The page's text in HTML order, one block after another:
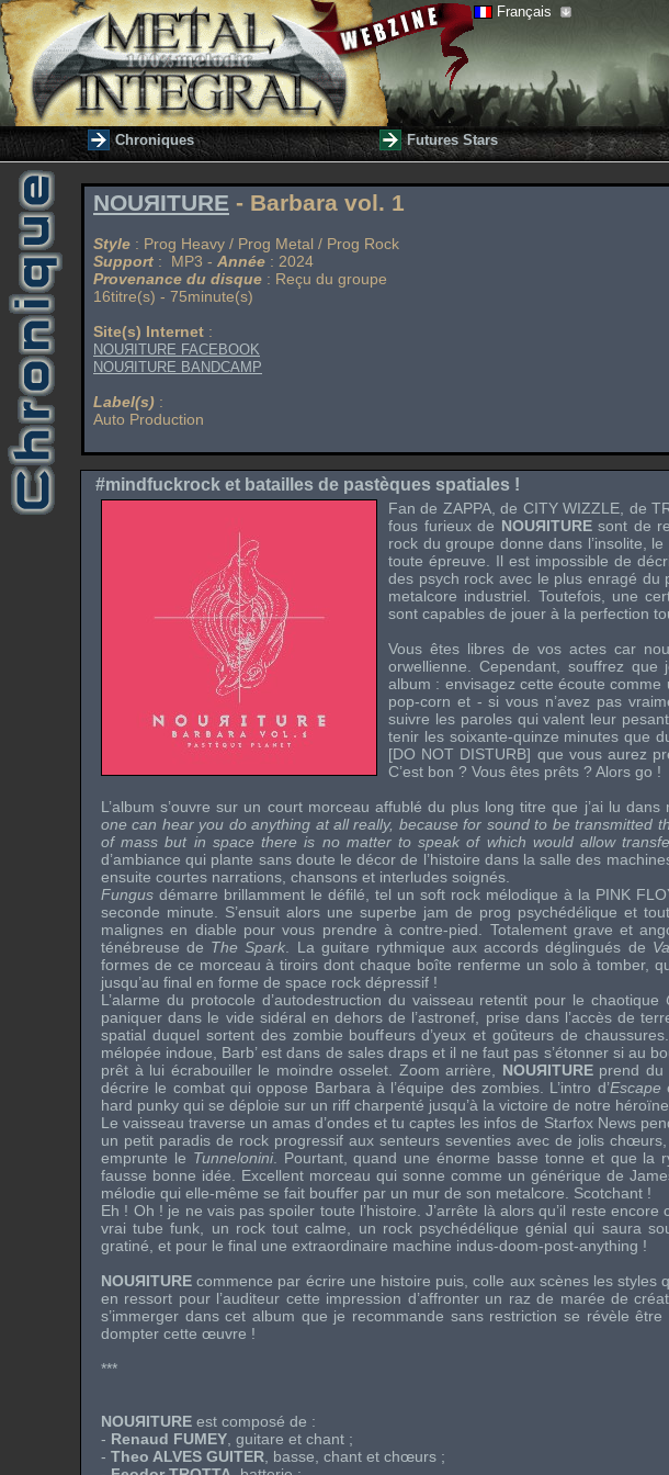
Français
Chroniques Futures Stars
NOUЯITURE - Barbara vol. 1
Style : Prog Heavy / Prog Metal / Prog Rock
Support : MP3 - Année : 2024
Provenance du disque : Reçu du groupe
16titre(s) - 75minute(s)
Site(s) Internet :
NOUЯITURE FACEBOOK
NOUЯITURE BANDCAMP
Label(s) :
Auto Production
#mindfuckrock et batailles de pastèques spatiales !
Fan de ZAPPA, de CITY WIZZLE , de
fous furieux de NOUЯITUREsont de
rock du groupe donne dans l’insolite,
toute épreuve. Il est impossible de
des psych rock avec le plus enragé
metalcore industriel. Toutefois, une
sont capables de jouer à la perfection
Vous êtes libres de vos actes car
orwellienne. Cependant, souffrez
album : envisagez cette écoute
pop-corn et - si vous n’avez pas
suivre les paroles qui valent leur
tenir les soixante-quinze minutes que
[DO NOT DISTURB] que vous aurez
C’est bon ? Vous êtes prêts ? Alors go !
L’album s’ouvre sur un court morceau affublé du plus long titre que j’ai lu
one can hear you do anything at all really, because for sound to be transmitted
of mass but in space there is no matter to speak of which would allow
d’ambiance qui plante sans doute le décor de l’histoire dans la salle des
ensuite courtes narrations, chansons et interludes soignés.
Fungus démarre brillamment le défilé, tel un soft rock mélodique à la PINK
seconde minute. S’ensuit alors une superbe jam de prog psychédélique et
malignes en diable pour vous prendre à contre-pied. Totalement grave et
ténébreuse de The Spark . La guitare rythmique aux accords déglingués de
formes de ce morceau à tiroirs dont chaque boîte renferme un solo à tomber,
jusqu’au final en forme de space rock dépressif !
L’alarme du protocole d’autodestruction du vaisseau retentit pour le chaotique
paniquer dans le vide sidéral en dehors de l’astronef, prise dans l’accès de
spatial duquel sortent des zombie bouffeurs d’yeux et goûteurs de
mélopée indoue, Barb’ est dans de sales draps et il ne faut pas s’étonner si au
prêt à lui écrabouiller le moindre osselet. Zoom arrière, NOUЯITUREprend du
décrire le combat qui oppose Barbara à l’équipe des zombies. L’intro d’Escape
hard punky qui se déploie sur un riff charpenté jusqu’à la victoire de notre
Le vaisseau traverse un amas d’ondes et tu captes les infos de Starfox News
un petit paradis de rock progressif aux senteurs seventies avec de jolis
emprunte le Tunnelonini. Pourtant, quand une énorme basse tonne et que la
fausse bonne idée. Excellent morceau qui sonne comme un générique de
mélodie qui elle-même se fait bouffer par un mur de son metalcore. Scotchant !
Eh ! Oh ! je ne vais pas spoiler toute l’histoire. J’arrête là alors qu’il reste
vrai tube funk, un rock tout calme, un rock psychédélique génial qui saura
gratiné, et pour le final une extraordinaire machine indus-doom-post-anything !
NOUЯITURE commence par écrire une histoire puis, colle aux scènes les styles
en ressort pour l’auditeur cette impression d’affronter un raz de marée de
s’immerger dans cet album que je recommande sans restriction se révèle
dompter cette œuvre !
***
NOUЯITURE est composé de :
- Renaud FUMEY , guitare et chant ;
- Theo ALVES GUITER , basse, chant et chœurs ;